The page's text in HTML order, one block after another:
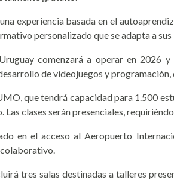
experiencia basada en el
personalizado que se adapta a
comenzará a operar en 2026
de videojuegos y
que tendrá capacidad para 1.500
clases serán presenciales,
en el acceso al Aeropuerto
tres salas destinadas a talleres